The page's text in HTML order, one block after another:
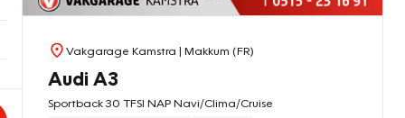
Vakgarage Kamstra | Makkum (FR)
Audi A3
Sportback 30 TFSI NAP Navi/Clima/Cruise